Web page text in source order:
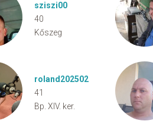
sziszi00
40
Kőszeg
roland202502
41
Bp. XIV. ker.